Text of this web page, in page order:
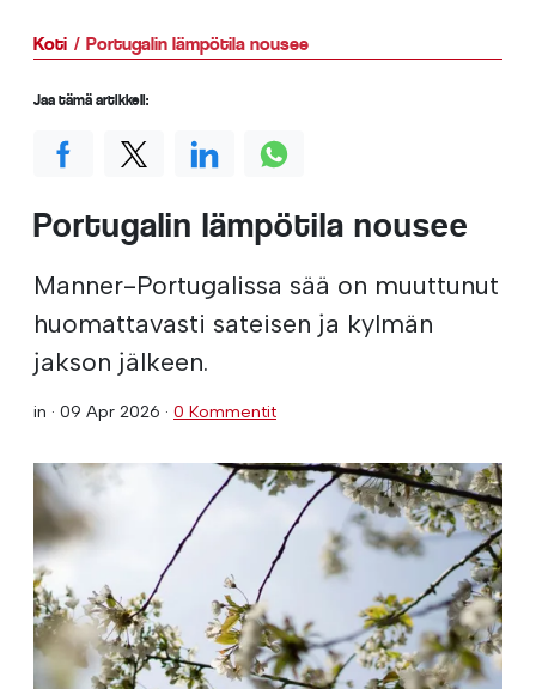
Koti Portugalin lämpötila nousee
Portugalin lämpötila nousee
Manner-Portugalissa sää on muuttunut
huomattavasti sateisen ja kylmän
jakson jälkeen.
in · 09 Apr 2026 · 0 Kommentit
Jaa tämä artikkeli: